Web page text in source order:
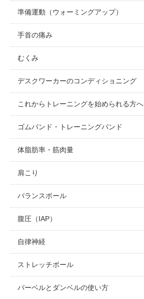
準備運動（ウォーミングアップ）
手首の痛み
むくみ
デスクワーカーのコンディショニング
これからトレーニングを始められる方へ
ゴムバンド・トレーニングバンド
体脂肪率・筋肉量
肩こり
バランスボール
腹圧（IAP）
自律神経
ストレッチポール
バーベルとダンベルの使い方